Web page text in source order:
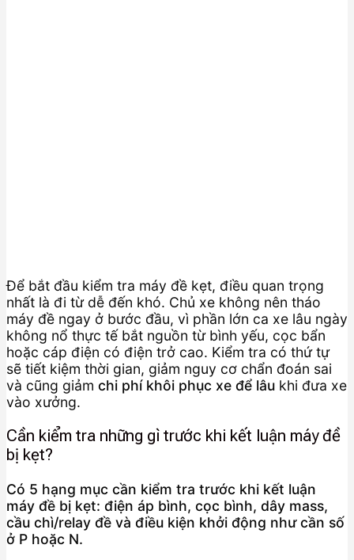
Để bắt đầu kiểm tra máy đề kẹt, điều quan trọng
nhất là đi từ dễ đến khó. Chủ xe không nên tháo
máy đề ngay ở bước đầu, vì phần lớn ca xe lâu ngày
không nổ thực tế bắt nguồn từ bình yếu, cọc bẩn
hoặc cáp điện có điện trở cao. Kiểm tra có thứ tự
sẽ tiết kiệm thời gian, giảm nguy cơ chẩn đoán sai
và cũng giảm chi phí khôi phục xe để lâu khi đưa xe
vào xưởng.
Cần kiểm tra những gì trước khi kết luận máy đề
bị kẹt?
Có 5 hạng mục cần kiểm tra trước khi kết luận
máy đề bị kẹt: điện áp bình, cọc bình, dây mass,
cầu chì/relay đề và điều kiện khởi động như cần số
ở P hoặc N.